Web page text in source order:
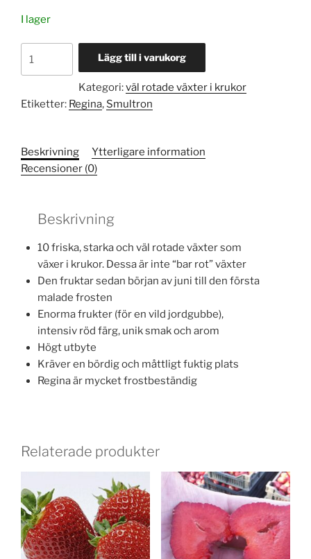
I lager
Regina
st.
Lägg till i varukorg
Kategori:väl rotade växter i krukor
Etiketter: Regina, Smultron
Beskrivning
Ytterligare information
Recensioner (0)
Beskrivning
10 friska, starka och väl rotade växter som
växer i krukor. Dessa är inte “bar rot” växter
Den fruktar sedan början av juni till den första
malade frosten
Enorma frukter (för en vild jordgubbe),
intensiv röd färg, unik smak och arom
Högt utbyte
Kräver en bördig och måttligt fuktig plats
Regina är mycket frostbeständig
Relaterade produkter